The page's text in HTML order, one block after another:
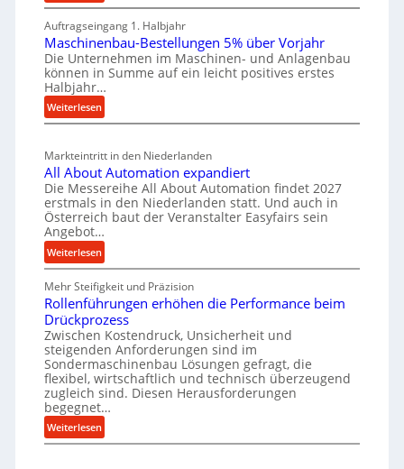
i
l
e
n
n
k
z
e
a
u
r
o
e
s
s
h
e
W
s
h
a
f
t
i
g
t
s
i
c
h
b
M
a
t
e
r
i
a
l
e
r
s
o
g
u
n
g
e
n
t
s
p
a
n
n
Auftragseingang 1. Halbjahr
Maschinenbau-Bestellungen 5% über Vorjahr
Die Unternehmen im Maschinen- und Anlagenbau
können in Summe auf ein leicht positives erstes
Halbjahr…
Weiterlesen:
M
s
c
h
i
n
e
n
a
u
-
B
e
s
t
e
l
l
Markteintritt in den Niederlanden
All About Automation expandiert
Die Messereihe All About Automation findet 2027
erstmals in den Niederlanden statt. Und auch in
Österreich baut der Veranstalter Easyfairs sein
Angebot…
Weiterlesen:
A
l
l
A
b
o
u
t
A
t
Mehr Steifigkeit und Präzision
Rollenführungen erhöhen die Performance beim
Drückprozess
Zwischen Kostendruck, Unsicherheit und
steigenden Anforderungen sind im
Sondermaschinenbau Lösungen gefragt, die
flexibel, wirtschaftlich und technisch überzeugend
zugleich sind. Diesen Herausforderungen
begegnet…
Weiterlesen:
R